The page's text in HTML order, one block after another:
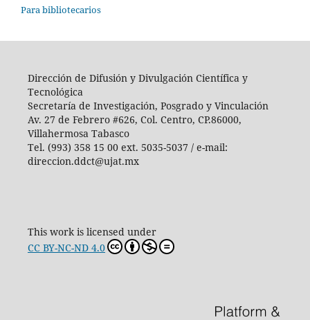
Para bibliotecarios
Dirección de Difusión y Divulgación Científica y
Tecnológica
Secretaría de Investigación, Posgrado y Vinculación
Av. 27 de Febrero #626, Col. Centro, CP.86000,
Villahermosa Tabasco
Tel. (993) 358 15 00 ext. 5035-5037 / e-mail:
direccion.ddct@ujat.mx
This work is licensed under
CC BY-NC-ND 4.0